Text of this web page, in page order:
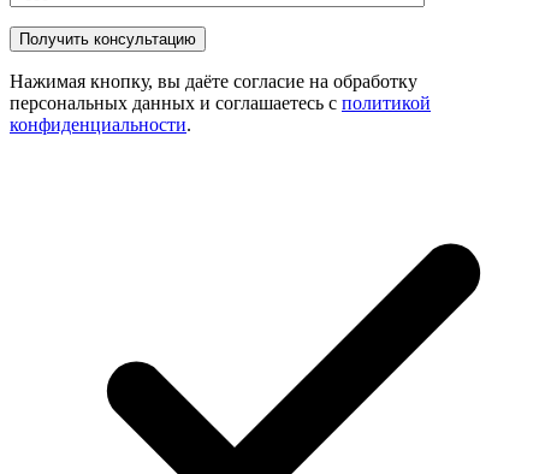
Нажимая кнопку, вы даёте согласие на обработку
персональных данных и соглашаетесь с политикой
конфиденциальности.